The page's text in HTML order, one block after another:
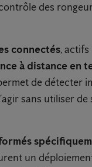
des
connectés,
à distance en
de détecter
sans utiliser de
un